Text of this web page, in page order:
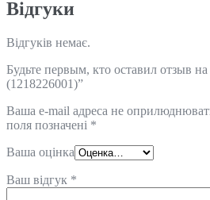
Відгуки
Відгуків немає.
Будьте первым, кто оставил отзыв
(1218226001)”
Ваша e-mail адреса не
поля позначені *
Ваша оцінка
Ваш відгук *